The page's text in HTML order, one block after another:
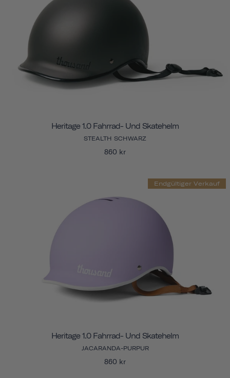
Heritage 1.0 Fahrrad- Und Skatehelm
STEALTH SCHWARZ
860 kr
Endgültiger Verkauf
Heritage 1.0 Fahrrad- Und Skatehelm
JACARANDA-PURPUR
860 kr